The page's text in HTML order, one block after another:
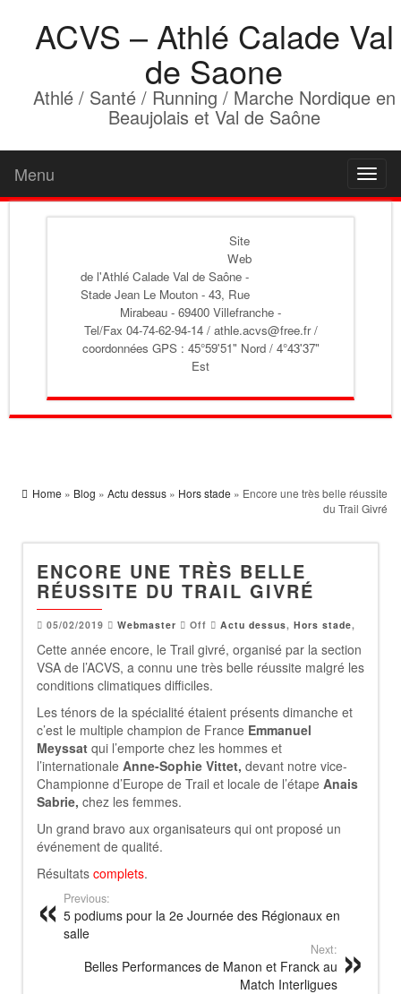
ACVS – Athlé Calade Val
de Saone
Athlé / Santé / Running / Marche Nordique en
Beaujolais et Val de Saône
Menu
Site
Web
de l'Athlé Calade Val de Saône -
Stade Jean Le Mouton - 43, Rue
Mirabeau - 69400 Villefranche -
Tel/Fax 04-74-62-94-14 / athle.acvs@free.fr /
coordonnées GPS : 45°59'51" Nord / 4°43'37"
Est
Home » Blog » Actu dessus » Hors stade » Encore une très belle réussite
du Trail Givré
ENCORE UNE TRÈS BELLE
RÉUSSITE DU TRAIL GIVRÉ
05/02/2019 Webmaster Off Actu dessus, Hors stade,
Cette année encore, le Trail givré, organisé par la section
VSA de l’ACVS, a connu une très belle réussite malgré les
conditions climatiques difficiles.
Les ténors de la spécialité étaient présents dimanche et
c’est le multiple champion de France Emmanuel
Meyssat qui l’emporte chez les hommes et
l’internationale Anne-Sophie Vittet, devant notre vice-
Championne d’Europe de Trail et locale de l’étape Anais
Sabrie, chez les femmes.
Un grand bravo aux organisateurs qui ont proposé un
événement de qualité.
Résultats complets.
Previous:
5 podiums pour la 2e Journée des Régionaux en
salle
Next:
Belles Performances de Manon et Franck au
Match Interligues